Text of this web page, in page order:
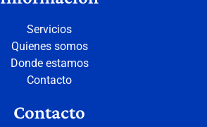
Servicios
Quienes somos
Donde estamos
Contacto
Contacto